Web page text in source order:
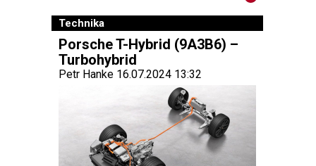
Technika
Porsche T-Hybrid (9A3B6) –
Turbohybrid
Petr Hanke 16.07.2024 13:32